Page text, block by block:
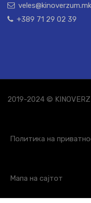
veles@kinoverzum.mk
+389 71 29 02 39
2019-2024 ©
Политика на
Мапа на сајтот